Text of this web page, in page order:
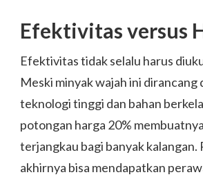
Efektivitas versus
Efektivitas tidak selalu harus
Meski minyak wajah ini dirancang
teknologi tinggi dan bahan
potongan harga 20%
terjangkau bagi banyak kalangan.
akhirnya bisa mendapatkan